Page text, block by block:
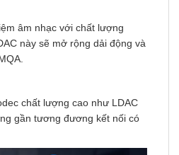
âm nhạc với chất lượng
này sẽ mở rộng dải động và
chất lượng cao như LDAC
gần tương đương kết nối có